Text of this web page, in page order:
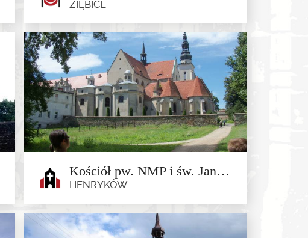
ZIĘBICE
Kavárna Lubnów
Ziębice
Kościół pw. NMP i św. Jana Chrzciciela przy zespole klasztornym w Henrykowie
HENRYKÓW